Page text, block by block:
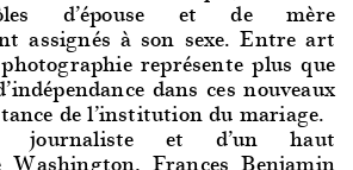
d’épouse et de mère
assignés à son sexe. Entre art
représente plus que
dans ces nouveaux
de l’institution du mariage.
journaliste et d’un haut
Frances Benjamin